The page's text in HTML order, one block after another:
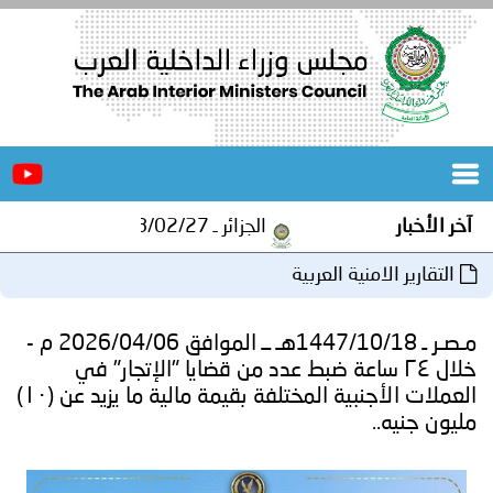
الرئيسية
المجلس
مؤتمرات
و
جهود
آخر الأخبار الجزائر ـ 1448/02/27هـ ــ الموافق 2026/08/10 م - مصالح أمن ولاية المنيعة تستقبل أشبال الهلال الاحمر الجزائري بالمنيعة..
التقارير الامنية العربية
مـصـر ـ 1447/10/18هـ ــ الموافق 2026/04/06 م -
خلال ٢٤ ساعة ضبط عدد من قضايا "الإتجار" في
العملات الأجنبية المختلفة بقيمة مالية ما يزيد عن (١٠)
مليون جنيه..